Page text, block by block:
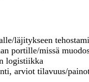
läjitykseen
portille/missä
logistiikka
arviot tilavuus/